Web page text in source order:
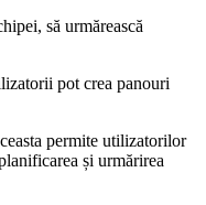
să urmărească
pot crea panouri
permite utilizatorilor
și urmărirea